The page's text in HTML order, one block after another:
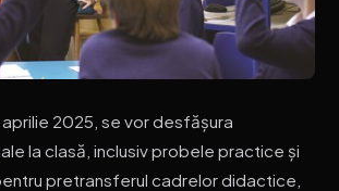
2025, se vor desfășura
la clasă, inclusiv probele practice și
pretransferul cadrelor didactice,